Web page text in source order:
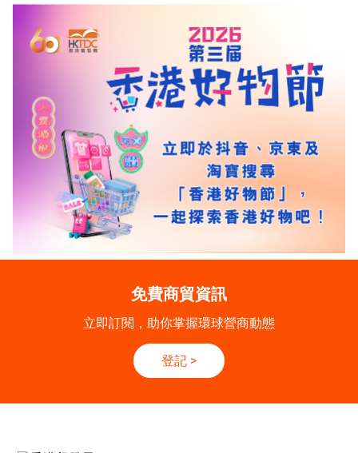
免費商貿資訊
立即訂閱，助你掌握環球營商動態
登記 >